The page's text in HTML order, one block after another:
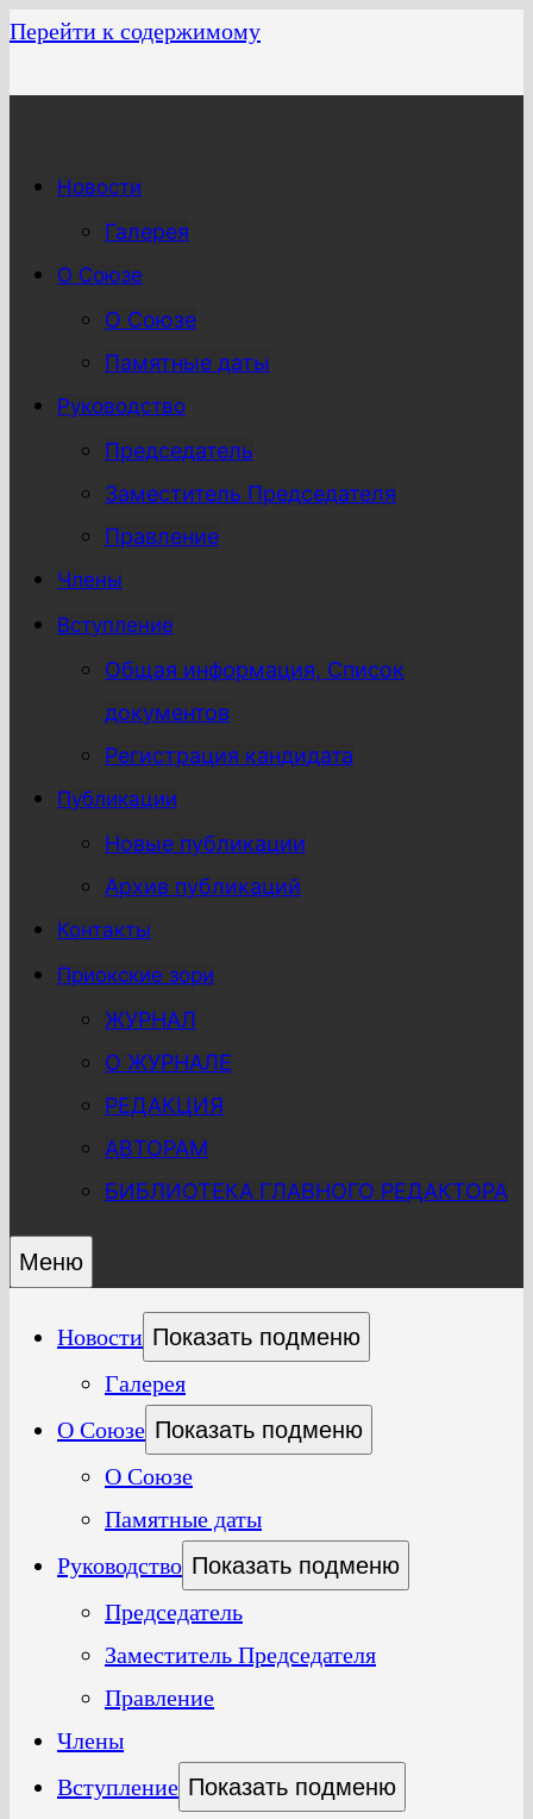
Перейти к содержимому
Новости
Галерея
О Союзе
О Союзе
Памятные даты
Руководство
Председатель
Заместитель Председателя
Правление
Члены
Вступление
Общая информация, Список
документов
Регистрация кандидата
Публикации
Новые публикации
Архив публикаций
Контакты
Приокские зори
ЖУРНАЛ
О ЖУРНАЛЕ
РЕДАКЦИЯ
АВТОРАМ
БИБЛИОТЕКА ГЛАВНОГО РЕДАКТОРА
Меню
Новости Показать подменю
Галерея
О Союзе Показать подменю
О Союзе
Памятные даты
Руководство Показать подменю
Председатель
Заместитель Председателя
Правление
Члены
Вступление Показать подменю